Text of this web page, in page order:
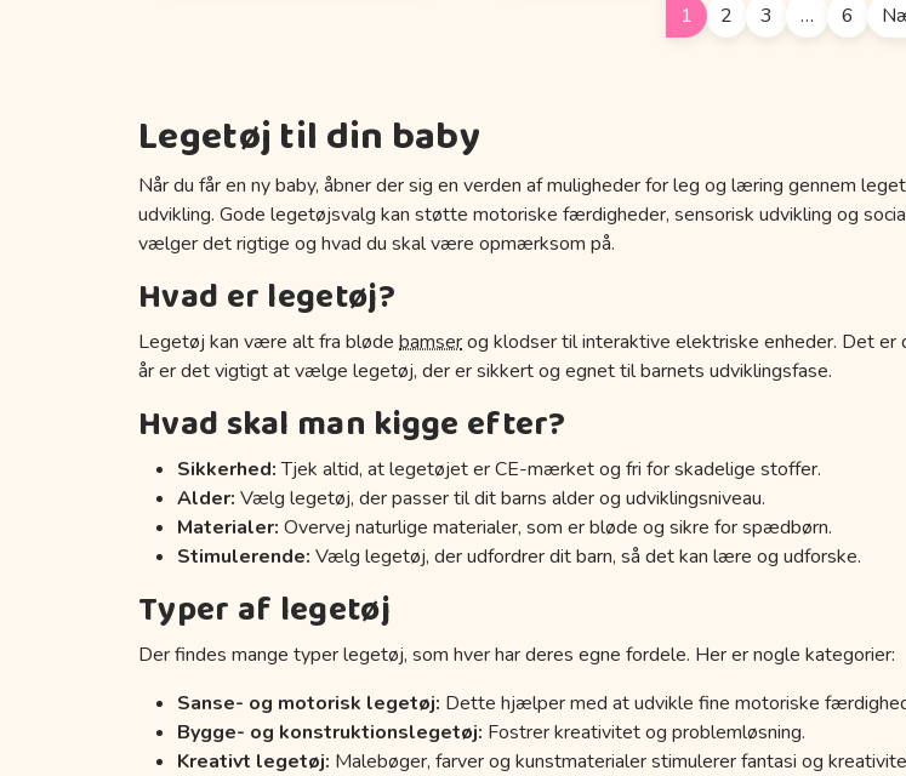
1 2 3 … 6
Legetøj til din baby
Når du får en ny baby, åbner der sig en verden af muligheder for leg og læring gennem
udvikling. Gode legetøjsvalg kan støtte motoriske færdigheder, sensorisk udvikling og
vælger det rigtige og hvad du skal være opmærksom på.
Hvad er legetøj?
Legetøj kan være alt fra bløde bamserog klodser til interaktive elektriske enheder. Det
år er det vigtigt at vælge legetøj, der er sikkert og egnet til barnets udviklingsfase.
Hvad skal man kigge efter?
Sikkerhed:Tjek altid, at legetøjet er CE-mærket og fri for skadelige stoffer.
Alder: Vælg legetøj, der passer til dit barns alder og udviklingsniveau.
Materialer: Overvej naturlige materialer, som er bløde og sikre for spædbørn.
Stimulerende: Vælg legetøj, der udfordrer dit barn, så det kan lære og udforske.
Typer af legetøj
Der findes mange typer legetøj, som hver har deres egne fordele. Her er nogle kategorier:
Sanse- og motorisk legetøj: Dette hjælper med at udvikle fine motoriske
Bygge- og konstruktionslegetøj: Fostrer kreativitet og problemløsning.
Kreativt legetøj: Malebøger, farver og kunstmaterialer stimulerer fantasi og